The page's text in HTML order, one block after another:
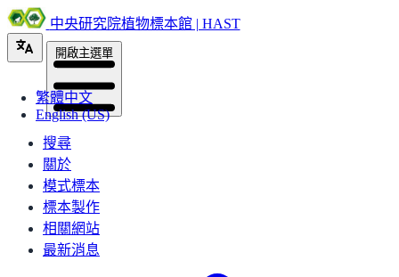
中央研究院植物標本館 | HAST
繁體中文
English (US)
開啟主選單
搜尋
關於
模式標本
標本製作
相關網站
最新消息